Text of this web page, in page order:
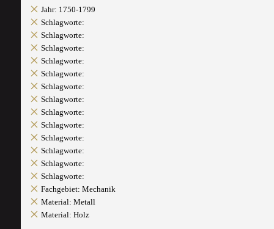
Jahr: 1750-1799
Schlagworte:
Schlagworte:
Schlagworte:
Schlagworte:
Schlagworte:
Schlagworte:
Schlagworte:
Schlagworte:
Schlagworte:
Schlagworte:
Schlagworte:
Schlagworte:
Schlagworte:
Fachgebiet: Mechanik
Material: Metall
Material: Holz